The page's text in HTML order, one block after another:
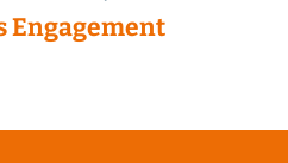
Engagement